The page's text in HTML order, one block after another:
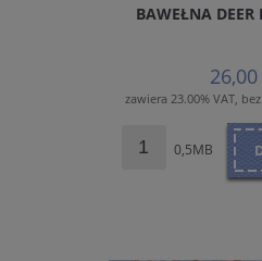
BAWEŁNA DEER
26,00
zawiera 23.00% VAT,
0,5MB